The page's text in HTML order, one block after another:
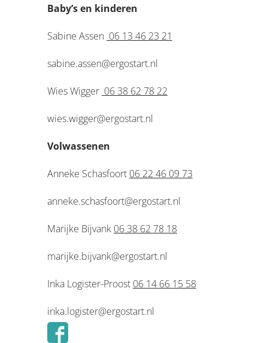
Baby’s en kinderen
Sabine Assen 06 13 46 23 21
sabine.assen@ergostart.nl
Wies Wigger 06 38 62 78 22
wies.wigger@ergostart.nl
Volwassenen
Anneke Schasfoort 06 22 46 09 73
anneke.schasfoort@ergostart.nl
Marijke Bijvank 06 38 62 78 18
marijke.bijvank@ergostart.nl
Inka Logister-Proost 06 14 66 15 58
inka.logister@ergostart.nl